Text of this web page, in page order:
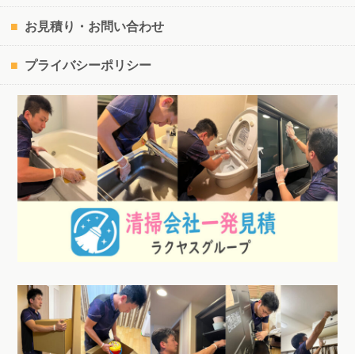
お見積り・お問い合わせ
プライバシーポリシー